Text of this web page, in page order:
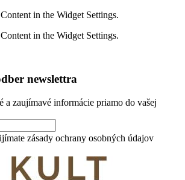
in the Widget Settings.
in the Widget Settings.
newslettra
a zaujímavé informácie priamo do vašej
zásady ochrany osobných údajov